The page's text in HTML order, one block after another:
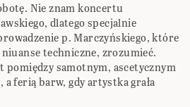
Nie znam koncertu
dlatego specjalnie
p. Marczyńskiego, które
niuanse techniczne, zrozumieć.
pomiędzy samotnym, ascetycznym
ferią barw, gdy artystka grała